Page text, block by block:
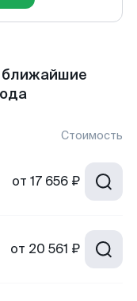
ближайшие
Стоимость
от 17 656 ₽
от 20 561 ₽